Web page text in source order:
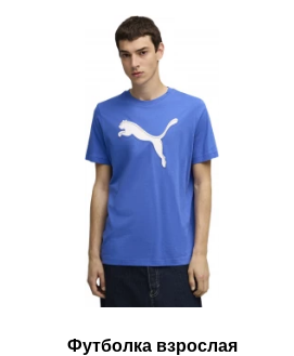
Футболка взрослая